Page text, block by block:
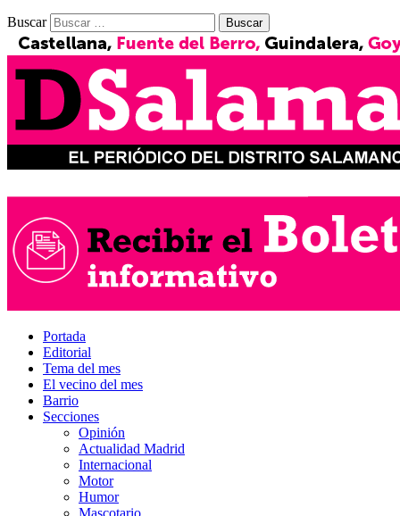
Buscar
Portada
Editorial
Tema del mes
El vecino del mes
Barrio
Secciones
Opinión
Actualidad Madrid
Internacional
Motor
Humor
Mascotario